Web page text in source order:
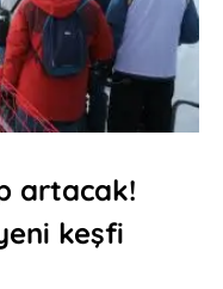
artacak!
keşfi